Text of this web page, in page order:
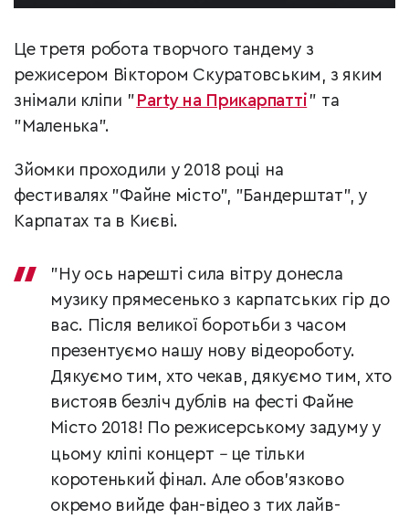
Це третя робота творчого тандему з
режисером Віктором Скуратовським, з яким
знімали кліпи " Party на Прикарпатті " та
"Маленька".
Зйомки проходили у 2018 році на
фестивалях "Файне місто", "Бандерштат", у
Карпатах та в Києві.
"Ну ось нарешті сила вітру донесла
музику прямесенько з карпатських гір до
вас. Після великої боротьби з часом
презентуємо нашу нову відеороботу.
Дякуємо тим, хто чекав, дякуємо тим, хто
вистояв безліч дублів на фесті Файне
Місто 2018! По режисерському задуму у
цьому кліпі концерт –це тільки
коротенький фінал. Але обов'язково
окремо вийде фан-відео з тих лайв-